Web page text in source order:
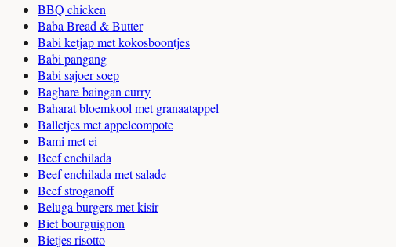
BBQ chicken
Baba Bread & Butter
Babi ketjap met kokosboontjes
Babi pangang
Babi sajoer soep
Baghare baingan curry
Baharat bloemkool met granaatappel
Balletjes met appelcompote
Bami met ei
Beef enchilada
Beef enchilada met salade
Beef stroganoff
Beluga burgers met kisir
Biet bourguignon
Bietjes risotto